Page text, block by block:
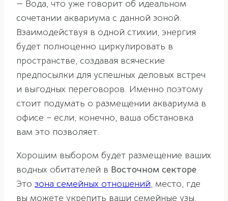
— Вода, что уже говорит об идеальном
сочетании аквариума с данной зоной.
Взаимодействуя в одной стихии, энергия
будет полноценно циркулировать в
пространстве, создавая всяческие
предпосылки для успешных деловых встреч
и выгодных переговоров. Именно поэтому
стоит подумать о размещении аквариума в
офисе – если, конечно, ваша обстановка
вам это позволяет.
Хорошим выбором будет размещение ваших
водных обитателей в Восточном секторе.
Это зона семейных отношений, место, где
вы можете укрепить ваши семейные узы,